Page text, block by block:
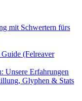
mit Schwertern fürs
(Felreaver
Unsere Erfahrungen
Glyphen & Stats